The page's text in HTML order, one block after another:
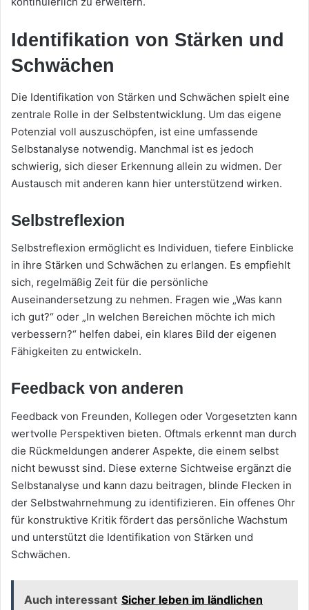
Identifikation von Stärken und
Schwächen
Die Identifikation von Stärken und Schwächen spielt eine
zentrale Rolle in der Selbstentwicklung. Um das eigene
Potenzial voll auszuschöpfen, ist eine umfassende
Selbstanalyse notwendig. Manchmal ist es jedoch
schwierig, sich dieser Erkennung allein zu widmen. Der
Austausch mit anderen kann hier unterstützend wirken.
Selbstreflexion
Selbstreflexion ermöglicht es Individuen, tiefere Einblicke
in ihre Stärken und Schwächen zu erlangen. Es empfiehlt
sich, regelmäßig Zeit für die persönliche
Auseinandersetzung zu nehmen. Fragen wie „Was kann
ich gut?“ oder „In welchen Bereichen möchte ich mich
verbessern?“ helfen dabei, ein klares Bild der eigenen
Fähigkeiten zu entwickeln.
Feedback von anderen
Feedback von Freunden, Kollegen oder Vorgesetzten kann
wertvolle Perspektiven bieten. Oftmals erkennt man durch
die Rückmeldungen anderer Aspekte, die einem selbst
nicht bewusst sind. Diese externe Sichtweise ergänzt die
Selbstanalyse und kann dazu beitragen, blinde Flecken in
der Selbstwahrnehmung zu identifizieren. Ein offenes Ohr
für konstruktive Kritik fördert das persönliche Wachstum
und unterstützt die Identifikation von Stärken und
Schwächen.
Auch interessant Sicher leben im ländlichen